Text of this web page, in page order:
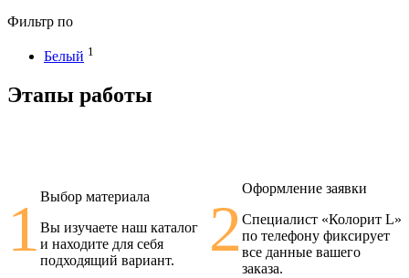
Фильтр по
Белый 1
Этапы работы
1 Выбор материала
Вы изучаете наш каталог
и находите для себя
подходящий вариант.
2
Оформление заявки
Специалист «Колорит L»
по телефону фиксирует
все данные вашего
заказа.